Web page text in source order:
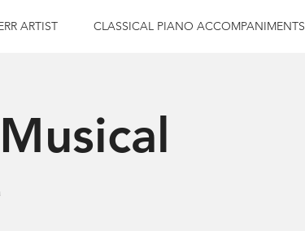
ARTIST CLASSICAL PIANO ACCOMPANIMENTS